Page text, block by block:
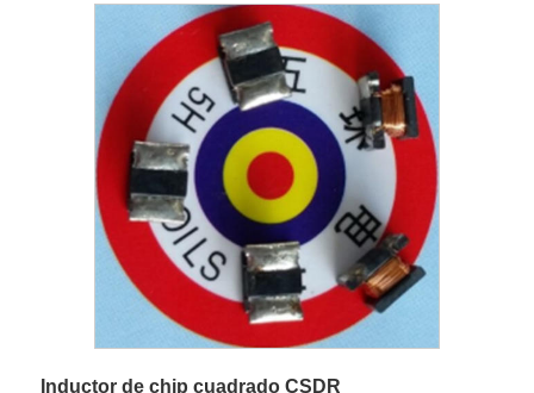
Inductor de chip cuadrado CSDR